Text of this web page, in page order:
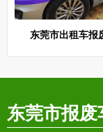
东莞市出租车报
东莞市报